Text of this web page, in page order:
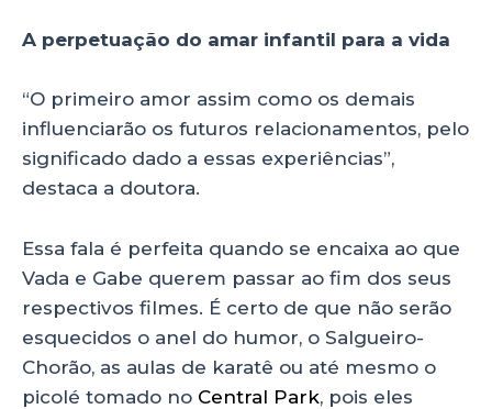
A perpetuação do amar infantil para a vida
“O primeiro amor assim como os demais
influenciarão os futuros relacionamentos, pelo
significado dado a essas experiências”,
destaca a doutora.
Essa fala é perfeita quando se encaixa ao que
Vada e Gabe querem passar ao fim dos seus
respectivos filmes. É certo de que não serão
esquecidos o anel do humor, o Salgueiro-
Chorão, as aulas de karatê ou até mesmo o
picolé tomado no Central Park, pois eles